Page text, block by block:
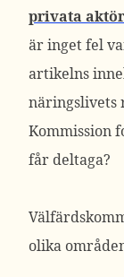
privata
är inget fel
artikelns
näringslivets
Kommission
får deltaga?
olika